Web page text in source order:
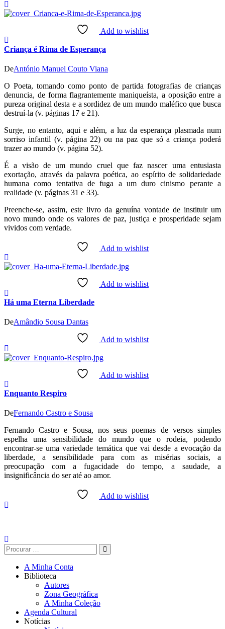
Add to wishlist
Criança é Rima de Esperança
DeAntónio Manuel Couto Viana
O Poeta, tomando como ponto de partida fotografias de crianças
denuncia, de forma flagrantemente maniqueísta, a oposição entre a
pureza original desta e a sordidez de um mundo maléfico que busca
destruí-la (v. páginas 17 e 21).
Surge, no entanto, aqui e além, a luz da esperança plasmada num
sorriso infantil (v. página 22) ou na paz que só a criança poderá
trazer ao mundo (v. página 52).
É a visão de um mundo cruel que faz nascer uma entusiasta
exortação, através da palavra poética, ao espírito de solidariedade
humana como tentativa de fuga a um duro cinismo perante a
realidade (v. páginas 31 e 33).
Preenche-se, assim, este livro da genuína vontade de instituir um
novo mundo onde os valores de paz, justiça e prosperidade sejam
vividos com verdade.
Add to wishlist
Add to wishlist
Há uma Eterna Liberdade
DeAmândio Sousa Dantas
Add to wishlist
Add to wishlist
Enquanto Respiro
DeFernando Castro e Sousa
Fernando Castro e Sousa, nos seus poemas de versos simples
espelha uma sensibilidade do mundo que o rodeia, podendo
encontrar-se uma variedade temática que vai desde a evocação da
liberdade, a sensibilidade para com as misérias sociais, a
preocupação com a fugacidade do tempo, a saudade, a
insignificância do ser até ao amor.
Add to wishlist
A Minha Conta
Biblioteca
Autores
Zona Geográfica
A Minha Coleção
Agenda Cultural
Notícias